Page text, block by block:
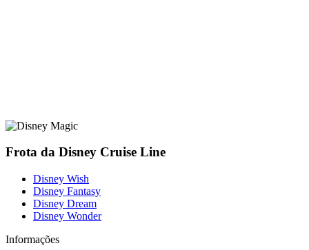
Frota da Disney Cruise Line
Disney Wish
Disney Fantasy
Disney Dream
Disney Wonder
Informações